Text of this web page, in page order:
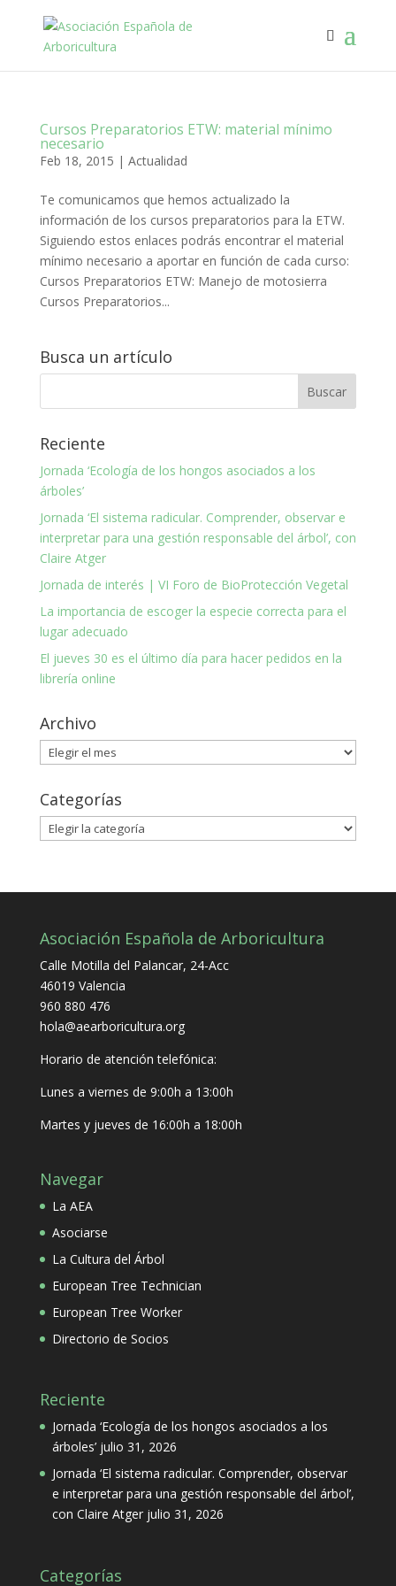
Cursos Preparatorios ETW: material mínimo
necesario
Feb 18, 2015 | Actualidad
Te comunicamos que hemos actualizado la
información de los cursos preparatorios para la ETW.
Siguiendo estos enlaces podrás encontrar el material
mínimo necesario a aportar en función de cada curso:
Cursos Preparatorios ETW: Manejo de motosierra
Cursos Preparatorios...
Busca un artículo
Reciente
Jornada ‘Ecología de los hongos asociados a los
árboles’
Jornada ‘El sistema radicular. Comprender, observar e
interpretar para una gestión responsable del árbol’, con
Claire Atger
Jornada de interés | VI Foro de BioProtección Vegetal
La importancia de escoger la especie correcta para el
lugar adecuado
El jueves 30 es el último día para hacer pedidos en la
librería online
Archivo
Archivo
Categorías
Categorías
Asociación Española de Arboricultura
Calle Motilla del Palancar, 24-Acc
46019 Valencia
960 880 476
hola@aearboricultura.org
Horario de atención telefónica:
Lunes a viernes de 9:00h a 13:00h
Martes y jueves de 16:00h a 18:00h
Navegar
La AEA
Asociarse
La Cultura del Árbol
European Tree Technician
European Tree Worker
Directorio de Socios
Reciente
Jornada ‘Ecología de los hongos asociados a los
árboles’ julio 31, 2026
Jornada ‘El sistema radicular. Comprender, observar
e interpretar para una gestión responsable del árbol’,
con Claire Atger julio 31, 2026
Categorías